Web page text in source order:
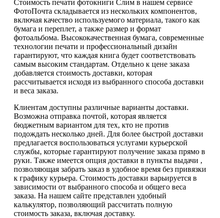
Стоимость печати фотокниги Слим в нашем сервисе
ФотоПочта складывается из нескольких компонентов,
включая качество используемого материала, такого как
бумага и переплет, а также размер и формат
фотоальбома. Высококачественная бумага, современные
технологии печати и профессиональный дизайн
гарантируют, что каждая книга будет соответствовать
самым высоким стандартам. Отдельно к цене заказа
добавляется стоимость доставки, которая
рассчитывается исходя из выбранного способа доставки
и веса заказа.
Клиентам доступны различные варианты доставки.
Возможна отправка почтой, которая является
бюджетным вариантом для тех, кто не против
подождать несколько дней. Для более быстрой доставки
предлагается воспользоваться услугами курьерской
службы, которые гарантируют получение заказа прямо в
руки. Также имеется опция доставки в пункты выдачи ,
позволяющая забрать заказ в удобное время без привязки
к графику курьера. Стоимость доставки варьируется в
зависимости от выбранного способа и общего веса
заказа. На нашем сайте представлен удобный
калькулятор, позволяющий рассчитать полную
стоимость заказа, включая доставку.